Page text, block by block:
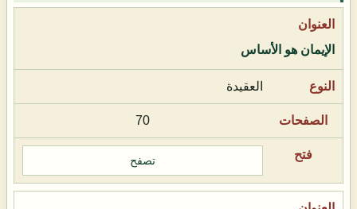
الإيمان هو الأساس
العقيدة
70
تصفح